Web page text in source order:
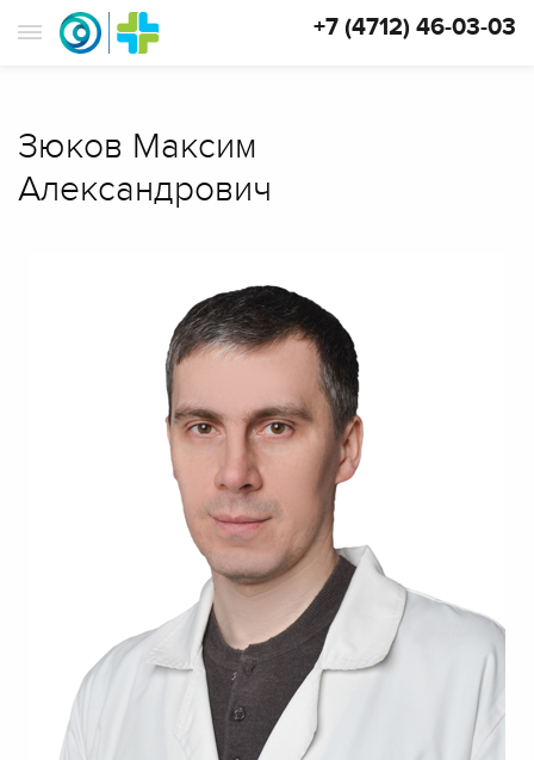
+7 (4712) 46-03-03
Зюков Максим
Александрович